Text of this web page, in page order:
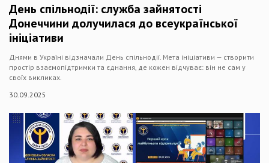
День спільнодії: служба зайнятості
Донеччини долучилася до всеукраїнської
ініціативи
Днями в Україні відзначали День спільнодії. Мета ініціативи — створити
простір взаємопідтримки та єднання, де кожен відчуває: він не сам у
своїх викликах.
30.09.2025